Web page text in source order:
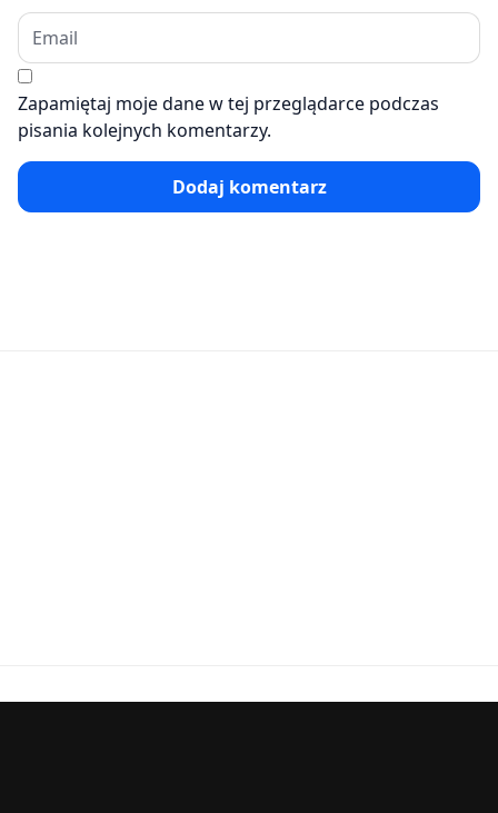
Zapamiętaj moje dane w tej przeglądarce podczas
pisania kolejnych komentarzy.
Dodaj komentarz